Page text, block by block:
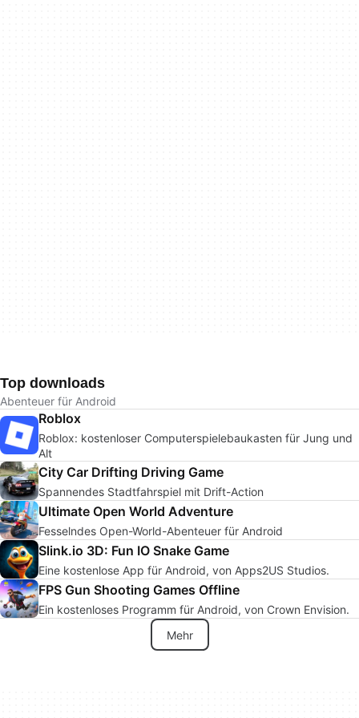
Top downloads
Abenteuer für Android
Roblox
Roblox: kostenloser Computerspielebaukasten für Jung und
Alt
City Car Drifting Driving Game
Spannendes Stadtfahrspiel mit Drift-Action
Ultimate Open World Adventure
Fesselndes Open-World-Abenteuer für Android
Slink.io 3D: Fun IO Snake Game
Eine kostenlose App für Android, von Apps2US Studios.
FPS Gun Shooting Games Offline
Ein kostenloses Programm für Android, von Crown Envision.
Mehr